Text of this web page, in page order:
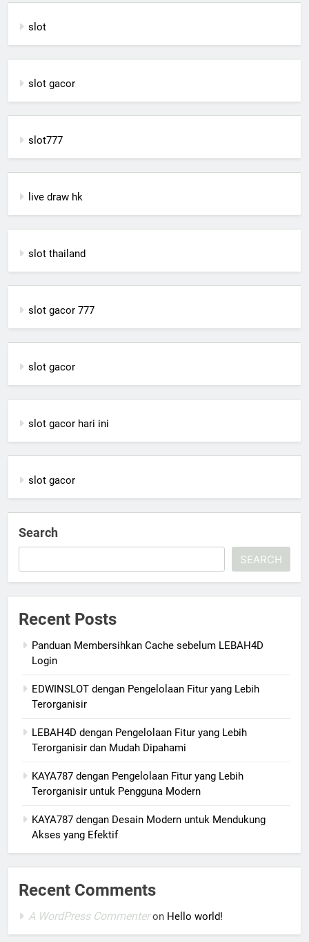
slot
slot gacor
slot777
live draw hk
slot thailand
slot gacor 777
slot gacor
slot gacor hari ini
slot gacor
Search
SEARCH
Recent Posts
Panduan Membersihkan Cache sebelum LEBAH4D
Login
EDWINSLOT dengan Pengelolaan Fitur yang Lebih
Terorganisir
LEBAH4D dengan Pengelolaan Fitur yang Lebih
Terorganisir dan Mudah Dipahami
KAYA787 dengan Pengelolaan Fitur yang Lebih
Terorganisir untuk Pengguna Modern
KAYA787 dengan Desain Modern untuk Mendukung
Akses yang Efektif
Recent Comments
A WordPress Commenteron Hello world!